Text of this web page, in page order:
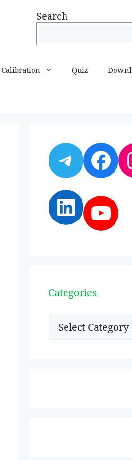
Search
Calibration Quiz
Categories
Categories